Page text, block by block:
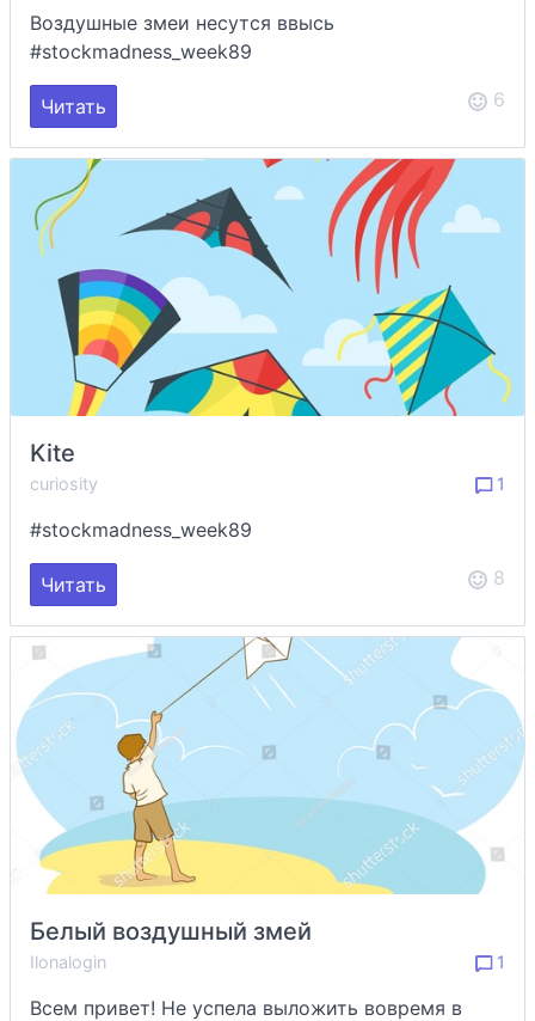
Воздушные змеи несутся ввысь
#stockmadness_week89
Читать 6
Kite
curiosity 1
#stockmadness_week89
Читать 8
Белый воздушный змей
Ilonalogin 1
Всем привет! Не успела выложить вовремя в